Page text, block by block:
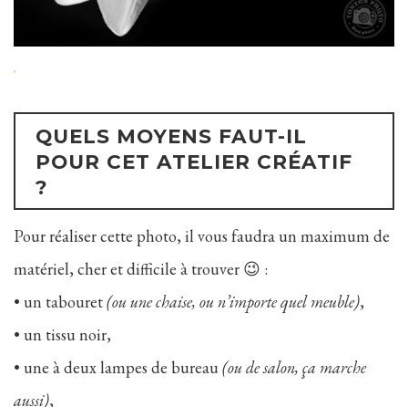
QUELS MOYENS FAUT-IL
POUR CET ATELIER CRÉATIF
?
Pour réaliser cette photo, il vous faudra un maximum de
matériel, cher et difficile à trouver 😉 :
• un tabouret(ou une chaise, ou n’importe quel meuble),
• un tissu noir,
• une à deux lampes de bureau(ou de salon, ça marche
aussi),